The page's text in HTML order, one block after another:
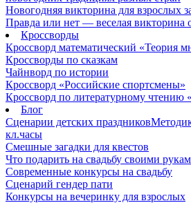
Новогодняя викторина для взрослых
Правда или нет — веселая викторина
Кроссворды
Кроссворд математический «Теория
Кроссворды по сказкам
Чайнворд по истории
Кроссворд «Российские спортсмены»
Кроссворд по литературному чтению
Блог
Сценарии детских праздников
кл.часы
Смешные загадки для квестов
Что подарить на свадьбу своими
Современные конкурсы на свадьбу
Сценарий гендер пати
Конкурсы на вечеринку для взрослых